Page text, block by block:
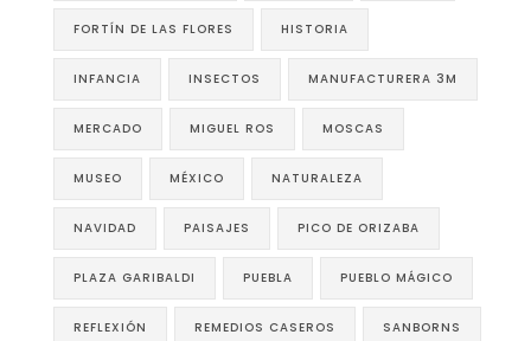
FORTÍN DE LAS FLORES HISTORIA
INFANCIA INSECTOS MANUFACTURERA 3M
MERCADO MIGUEL ROS MOSCAS
MUSEO MÉXICO NATURALEZA
NAVIDAD PAISAJES PICO DE ORIZABA
PLAZA GARIBALDI PUEBLA PUEBLO MÁGICO
REFLEXIÓN REMEDIOS CASEROS SANBORNS